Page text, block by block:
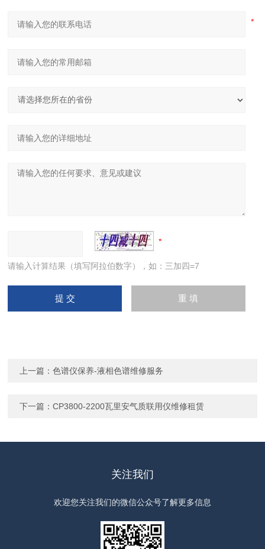
请输入计算结果（填写阿拉伯数字），如：三加四=7
上一篇：色谱仪保养-液相色谱维修服务
下一篇：CP3800-2200瓦里安气质联用仪维修租赁
关注我们
欢迎您关注我们的微信公众号了解更多信息